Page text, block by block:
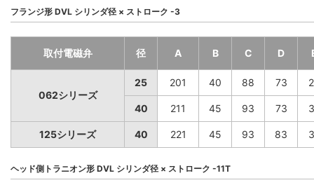
フランジ形 DVL シリンダ径 × ストローク -3
取付電磁弁 径 A B C D
062シリーズ
25 201 40 88 73
40 211 45 93 73
125シリーズ 40 221 45 93 83
ヘッド側トラニオン形 DVL シリンダ径 × ストローク -11T